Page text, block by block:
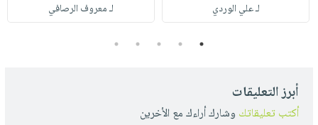
لـ علي الوردي
لـ معروف الرصافي
1
2
3
4
5
أبرز التعليقات
أكتب تعليقاتك وشارك أراءك مع الأخرين